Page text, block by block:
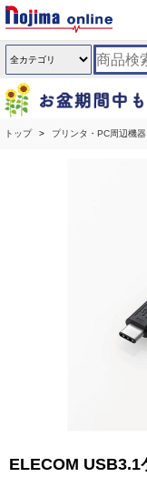
トップ プリンタ・PC周辺機器
ELECOM USB3.1